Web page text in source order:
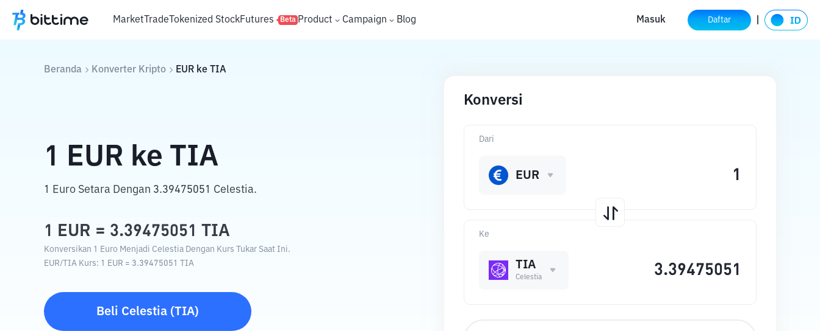
MarketTradeTokenized StockFutures Beta Product Campaign Blog Masuk Daftar
Beranda Konverter Kripto EUR ke TIA
1 EUR ke TIA
1 Euro Setara Dengan 3.39475051 Celestia.
1 EUR = 3.39475051 TIA
Konversikan 1 Euro Menjadi Celestia Dengan Kurs Tukar Saat Ini.
EUR/ TIA Kurs: 1 EUR = 3.39475051 TIA
Beli Celestia (TIA)
Konversi
Ke
TIA
Celestia
Dari
EUR